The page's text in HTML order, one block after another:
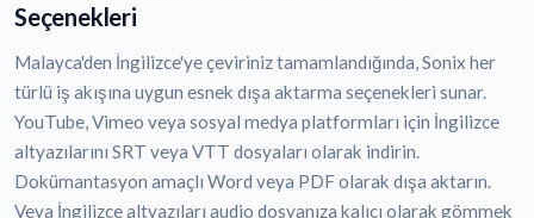
Seçenekleri
Malayca'den İngilizce'ye çeviriniz tamamlandığında, Sonix her
türlü iş akışına uygun esnek dışa aktarma seçenekleri sunar.
YouTube, Vimeo veya sosyal medya platformları için İngilizce
altyazılarını SRT veya VTT dosyaları olarak indirin.
Dokümantasyon amaçlı Word veya PDF olarak dışa aktarın.
Veya İngilizce altyazıları audio dosyanıza kalıcı olarak gömmek